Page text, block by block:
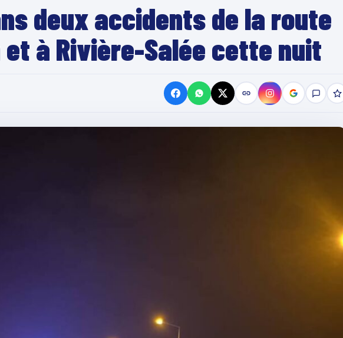
deux accidents de la route
à Rivière-Salée cette nuit